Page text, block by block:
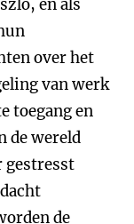
en als
over het
van werk
toegang en
de wereld
gestresst
de